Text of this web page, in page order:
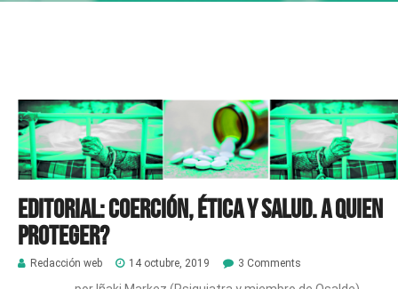
Editorial: Coerción, Ética y Salud. A quien
proteger?
Redacción web 14 octubre, 2019 3 Comments